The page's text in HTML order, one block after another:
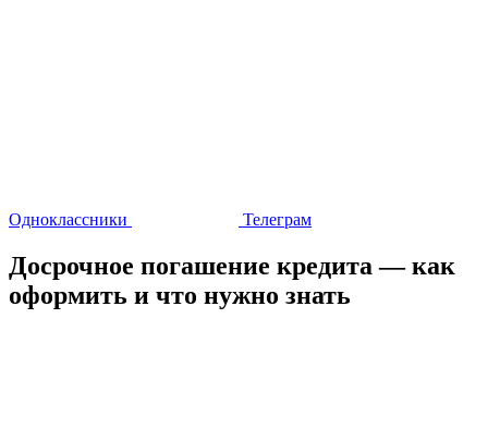
Одноклассники Телеграм
Досрочное погашение кредита — как
оформить и что нужно знать